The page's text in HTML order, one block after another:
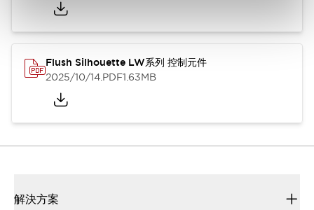
Flush Silhouette LW系列 控制元件
2025/10/14.PDF1.63MB
解決方案